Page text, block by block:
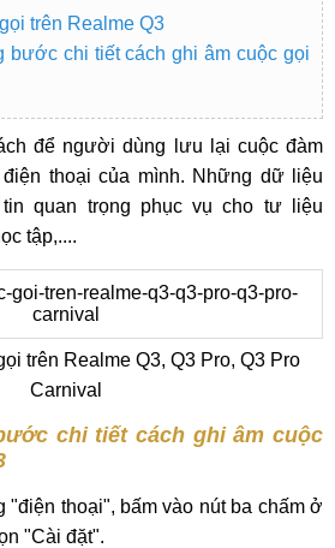
trên Realme Q3
bước chi tiết cách ghi âm cuộc gọi
để người dùng lưu lại cuộc đàm
thoại của mình. Những dữ liệu
quan trọng phục vụ cho tư liệu
tập,....
trên Realme Q3, Q3 Pro, Q3 Pro
Carnival
chi tiết cách ghi âm cuộc
"điện thoại", bấm vào nút ba chấm ở
"Cài đặt".